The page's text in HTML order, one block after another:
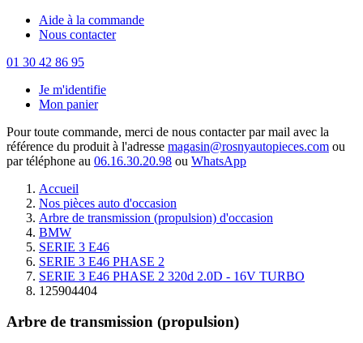
Aide à la commande
Nous contacter
01 30 42 86 95
Je m'identifie
Mon panier
Pour toute commande, merci de nous contacter par mail avec la
référence du produit à l'adresse magasin@rosnyautopieces.com ou
par téléphone au 06.16.30.20.98 ou WhatsApp
Accueil
Nos pièces auto d'occasion
Arbre de transmission (propulsion) d'occasion
BMW
SERIE 3 E46
SERIE 3 E46 PHASE 2
SERIE 3 E46 PHASE 2 320d 2.0D - 16V TURBO
125904404
Arbre de transmission (propulsion)